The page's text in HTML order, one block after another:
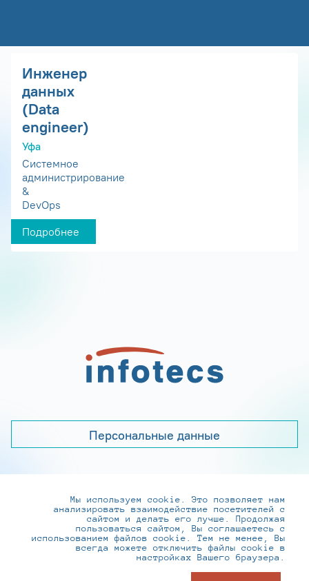
Инженер
данных
(Data
engineer)
Уфа
Системное
администрирование
&
DevOps
Подробнее
Персональные данные
+7 (495) 737-6192, 8-800-250-0-260
practice@infotecs.ru,hr@infotecs.ru
127273, г. Москва, Отрадная ул., 2Б строение 1
Мы используем cookie. Это позволяет нам
анализировать взаимодействие посетителей с
сайтом и делать его лучше. Продолжая
пользоваться сайтом, Вы соглашаетесь с
использованием файлов cookie. Тем не менее, Вы
всегда можете отключить файлы cookie в
настройках Вашего браузера.